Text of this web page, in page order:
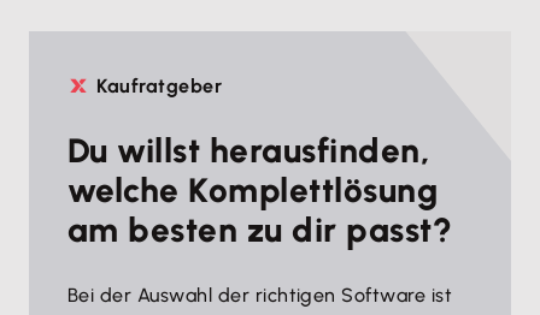
Kaufratgeber
Du willst herausfinden,
welche Komplettlösung
am besten zu dir passt?
Bei der Auswahl der richtigen Software ist